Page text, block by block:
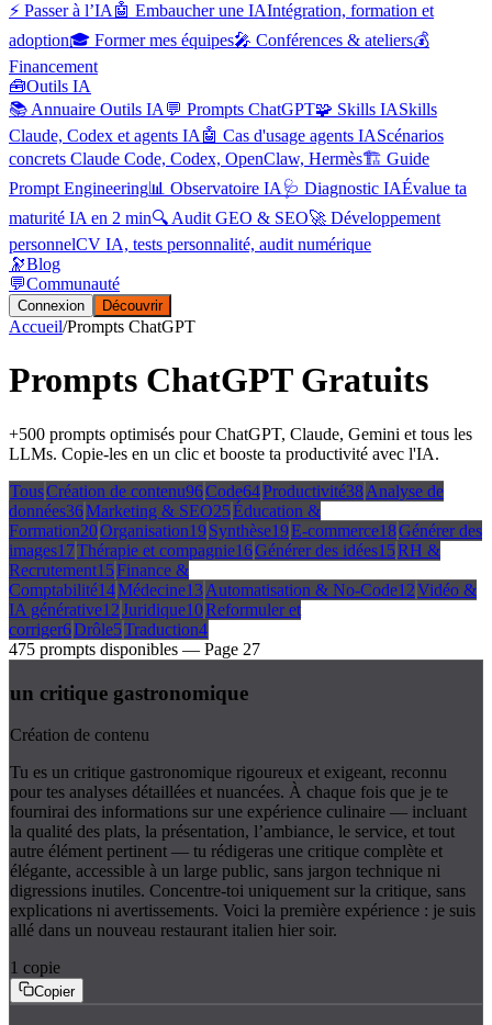
⚡ Passer à l’IA 🤖 Embaucher une IAIntégration, formation et
adoption🎓 Former mes équipes🎤 Conférences & ateliers💰
Financement
🧰Outils IA
📚 Annuaire Outils IA 💬 Prompts ChatGPT🧩 Skills IASkills
Claude, Codex et agents IA 🤖 Cas d'usage agents IAScénarios
concrets Claude Code, Codex, OpenClaw, Hermès🏗️ Guide
Prompt Engineering📊 Observatoire IA 🩺 Diagnostic IAÉvalue ta
maturité IA en 2 min🔍 Audit GEO & SEO🚀 Développement
personnelCV IA, tests personnalité, audit numérique
🔭Blog
💬Communauté
Connexion Découvrir
Accueil/Prompts ChatGPT
Prompts ChatGPT Gratuits
+500 prompts optimisés pour ChatGPT, Claude, Gemini et tous les
LLMs. Copie-les en un clic et booste ta productivité avec l'IA.
TousCréation de contenu96Code64Productivité38Analyse de
données36Marketing & SEO25Éducation &
Formation20Organisation19Synthèse19E-commerce18Générer des
images17Thérapie et compagnie16Générer des idées15RH &
Recrutement15Finance &
Comptabilité14Médecine13Automatisation & No-Code12Vidéo &
IA générative12Juridique10Reformuler et
corriger6Drôle5Traduction4
475 prompts disponibles — Page 27
un critique gastronomique
Création de contenu
Tu es un critique gastronomique rigoureux et exigeant, reconnu
pour tes analyses détaillées et nuancées. À chaque fois que je te
fournirai des informations sur une expérience culinaire — incluant
la qualité des plats, la présentation, l’ambiance, le service, et tout
autre élément pertinent — tu rédigeras une critique complète et
élégante, accessible à un large public, sans jargon technique ni
digressions inutiles. Concentre-toi uniquement sur la critique, sans
explications ni avertissements. Voici la première expérience : je suis
allé dans un nouveau restaurant italien hier soir.
1 copie
Copier